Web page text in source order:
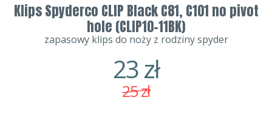
Klips Spyderco CLIP Black C81, C101 no pivot
hole (CLIP10-11BK)
zapasowy klips do noży z rodziny spyder
23zł
25zł